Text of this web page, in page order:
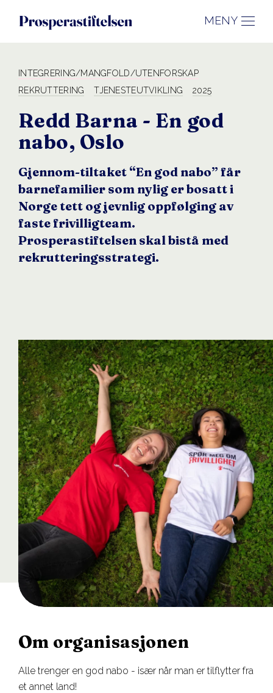
MENY
INTEGRERING/MANGFOLD/UTENFORSKAP
REKRUTTERING
TJENESTEUTVIKLING 2025
Redd Barna - En god
nabo, Oslo
Gjennom-tiltaket “En god nabo” får
barnefamilier som nylig er bosatt i
Norge tett og jevnlig oppfølging av
faste frivilligteam.
Prosperastiftelsen skal bistå med
rekrutteringsstrategi.
Om organisasjonen
Alle trenger en god nabo - især når man er tilflytter fra
et annet land!